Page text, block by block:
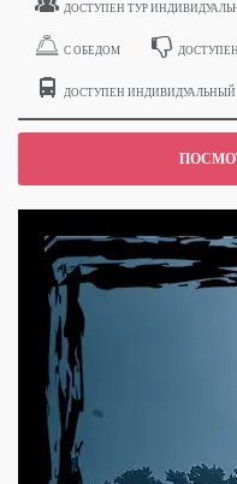
ДОСТУПЕН ТУР
С ОБЕДОМ
ДОСТУПЕН ИНДИВИДУАЛЬНЫЙ